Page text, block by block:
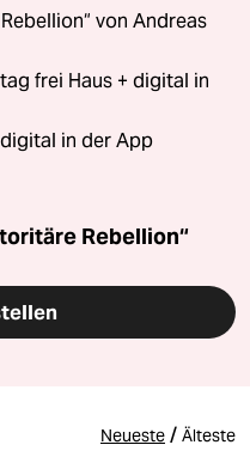
von Andreas
frei Haus + digital in
in der App
Rebellion“
Neueste / Älteste